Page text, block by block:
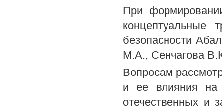
При
концептуальные
безопасности
М.А., Сенчагова
Вопросам
и ее влияния на
отечественных и